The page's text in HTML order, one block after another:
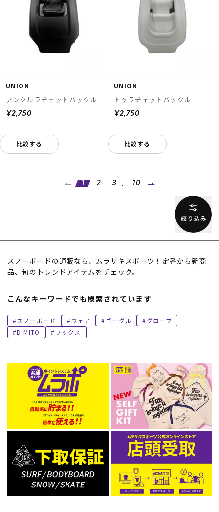
UNION
アンクルラチェットバックル
¥2,750
比較する
UNION
トゥラチェットバックル
¥2,750
比較する
1 2 3 ... 10
スノーボードの通販なら、ムラサキスポーツ！定番から新商
品、旬のトレンドアイテムをチェック。
こんなキーワードでも検索されています
スノーボード ウェア ゴーグル
グローブ
DIMITO
ワックス